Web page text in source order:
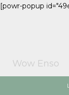
[powr-popup
Wow Enso